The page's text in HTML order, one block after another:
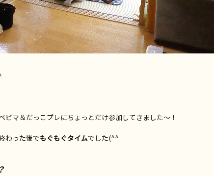
ビマ＆だっこプレにちょっとだけ参加してきました～！
わった後でもぐもぐタイムでした(^^